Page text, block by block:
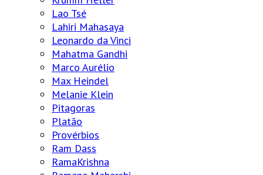
Lao Tsé
Lahiri Mahasaya
Leonardo da Vinci
Mahatma Gandhi
Marco Aurélio
Max Heindel
Melanie Klein
Pitagoras
Platão
Provérbios
Ram Dass
RamaKrishna